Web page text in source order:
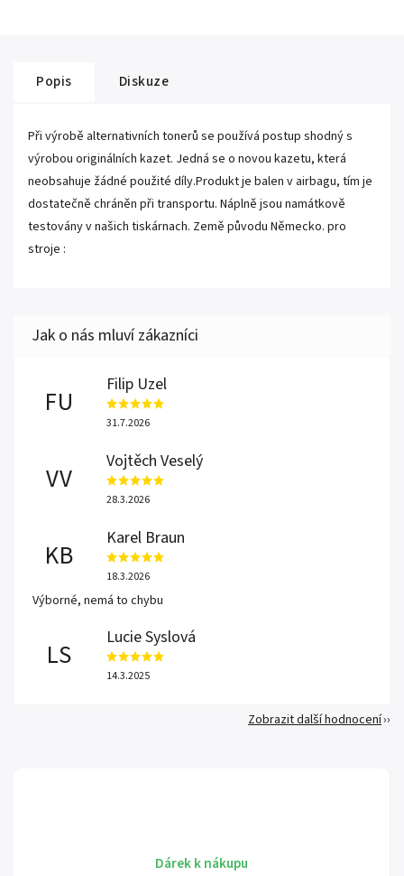
Dárek k nákupu
Popis Diskuze
Při výrobě alternativních tonerů se používá postup shodný s
výrobou originálních kazet. Jedná se o novou kazetu, která
neobsahuje žádné použité díly.Produkt je balen v airbagu, tím je
dostatečně chráněn při transportu. Náplně jsou namátkově
testovány v našich tiskárnach. Země původu Německo. pro
stroje :
FU
Filip Uzel
31.7.2026
VV
Vojtěch Veselý
28.3.2026
KB
Karel Braun
18.3.2026
Výborné, nemá to chybu
LS
Lucie Syslová
14.3.2025
Zobrazit další hodnocení